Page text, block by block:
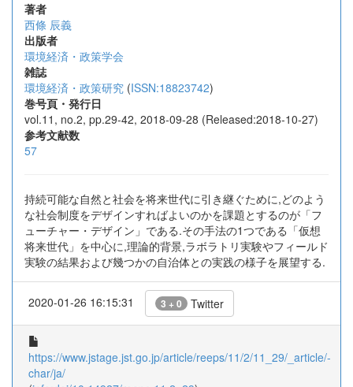
著者
西條 辰義
出版者
環境経済・政策学会
雑誌
環境経済・政策研究 (ISSN:18823742)
巻号頁・発行日
vol.11, no.2, pp.29-42, 2018-09-28 (Released:2018-10-27)
参考文献数
57
持続可能な自然と社会を将来世代に引き継ぐために,どのよう
な社会制度をデザインすればよいのかを課題とするのが「フ
ューチャー・デザイン」である.その手法の1つである「仮想
将来世代」を中心に,理論的背景,ラボラトリ実験やフィールド
実験の結果および幾つかの自治体との実践の様子を展望する.
2020-01-26 16:15:31 3 + 0 Twitter
https://www.jstage.jst.go.jp/article/reeps/11/2/11_29/_article/-
char/ja/